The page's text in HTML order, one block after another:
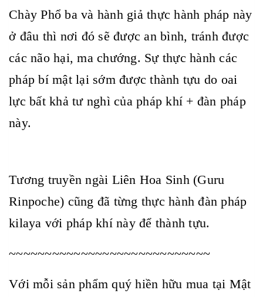
Chày Phổ ba và hành giả thực hành pháp này
ở đâu thì nơi đó sẽ được an bình, tránh được
các não hại, ma chướng. Sự thực hành các
pháp bí mật lại sớm được thành tựu do oai
lực bất khả tư nghì của pháp khí + đàn pháp
này.
Tương truyền ngài Liên Hoa Sinh (Guru
Rinpoche) cũng đã từng thực hành đàn pháp
kilaya với pháp khí này để thành tựu.
~~~~~~~~~~~~~~~~~~~~~~~~~~~~
Với mỗi sản phẩm quý hiền hữu mua tại Mật